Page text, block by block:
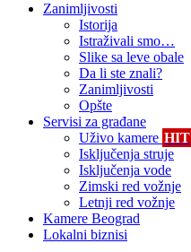
Zanimljivosti
Istorija
Istraživali smo…
Slike sa leve obale
Da li ste znali?
Zanimljivosti
Opšte
Servisi za građane
Uživo kamere HIT
Isključenja struje
Isključenja vode
Zimski red vožnje
Letnji red vožnje
Kamere Beograd
Lokalni biznisi